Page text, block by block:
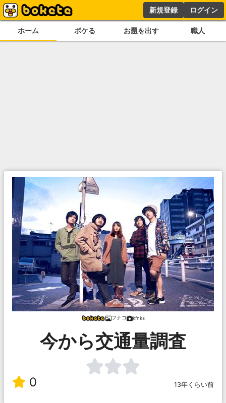
新規登録 ログイン
ホーム ボケる お題を出す 職人
フナコ kfnks
今から交通量調査
0 13年くらい前